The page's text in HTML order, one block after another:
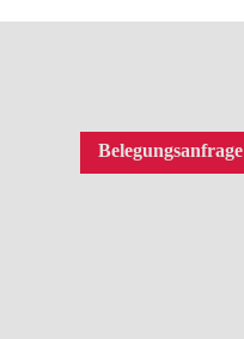
Belegungsanfrage